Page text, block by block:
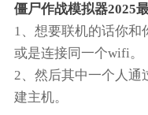
僵尸作战模拟器2025
1、想要联机的话你和
或是连接同一个wifi。
2、然后其中一个人通
建主机。